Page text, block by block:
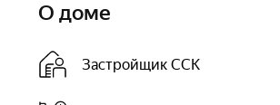
Подробнее
О доме
Застройщик ССК